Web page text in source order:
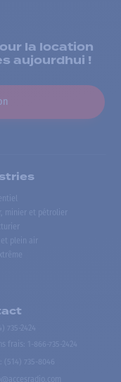
la location
aujourdhui !
minier et pétrolier
et plein air
735-2424
frais
1-866-735-2424
(514) 735-8046